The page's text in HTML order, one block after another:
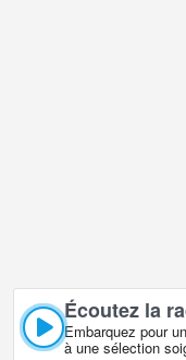
Écoutez la
Embarquez pour
à une sélection